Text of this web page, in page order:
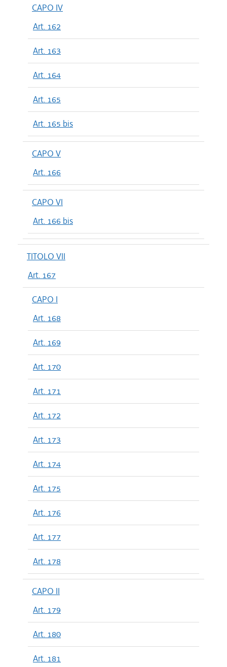
CAPO IV
Art. 162
Art. 163
Art. 164
Art. 165
Art. 165 bis
CAPO V
Art. 166
CAPO VI
Art. 166 bis
TITOLO VII
Art. 167
CAPO I
Art. 168
Art. 169
Art. 170
Art. 171
Art. 172
Art. 173
Art. 174
Art. 175
Art. 176
Art. 177
Art. 178
CAPO II
Art. 179
Art. 180
Art. 181